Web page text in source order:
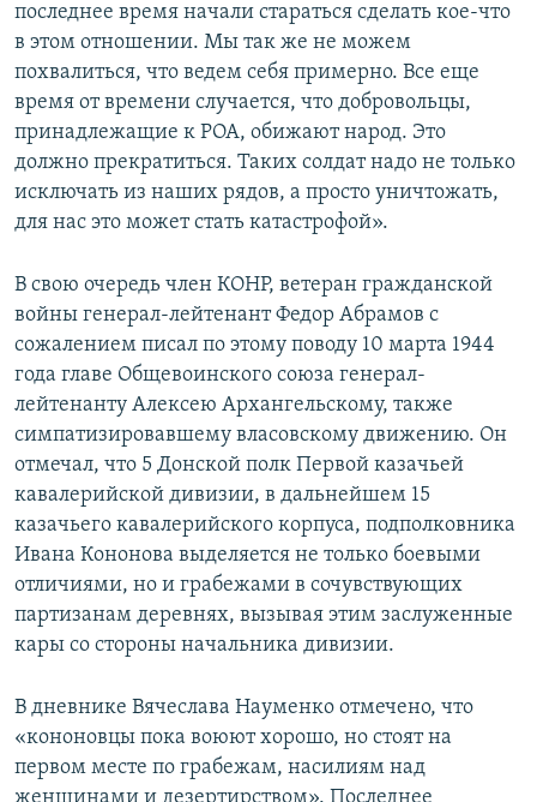
последнее время начали стараться сделать кое-что
в этом отношении. Мы так же не можем
похвалиться, что ведем себя примерно. Все еще
время от времени случается, что добровольцы,
принадлежащие к РОА, обижают народ. Это
должно прекратиться. Таких солдат надо не только
исключать из наших рядов, а просто уничтожать,
для нас это может стать катастрофой».
В свою очередь член КОНР, ветеран гражданской
войны генерал-лейтенант Федор Абрамов с
сожалением писал по этому поводу 10 марта 1944
года главе Общевоинского союза генерал-
лейтенанту Алексею Архангельскому, также
симпатизировавшему власовскому движению. Он
отмечал, что 5 Донской полк Первой казачьей
кавалерийской дивизии, в дальнейшем 15
казачьего кавалерийского корпуса, подполковника
Ивана Кононова выделяется не только боевыми
отличиями, но и грабежами в сочувствующих
партизанам деревнях, вызывая этим заслуженные
кары со стороны начальника дивизии.
В дневнике Вячеслава Науменко отмечено, что
«кононовцы пока воюют хорошо, но стоят на
первом месте по грабежам, насилиям над